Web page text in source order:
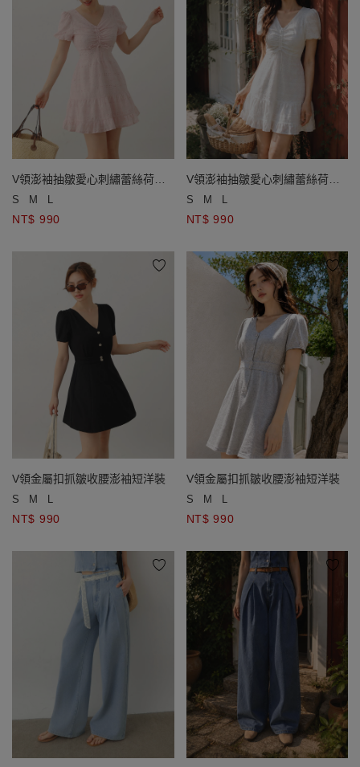
V領澎袖抽皺愛心刺繡蕾絲荷葉
邊短洋裝
S M L
NT$ 990
V領澎袖抽皺愛心刺繡蕾絲荷葉
邊短洋裝
S M L
NT$ 990
V領金屬扣抓皺收腰澎袖短洋裝
S M L
NT$ 990
V領金屬扣抓皺收腰澎袖短洋裝
S M L
NT$ 990